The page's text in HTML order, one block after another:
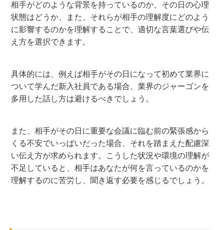
相手がどのような背景を持っているのか、その日の心理
状態はどうか、また、それらが相手の理解度にどのよう
に影響するのかを理解することで、適切な言葉選びや伝
え方を選択できます。
具体的には、例えば相手がその日になって初めて業界に
ついて学んだ新入社員である場合、業界のジャーゴンを
多用した話し方は避けるべきでしょう。
また、相手がその日に重要な会議に臨む前の緊張感から
くる不安でいっぱいだった場合、それを踏まえた配慮深
い伝え方が求められます。こうした状況や環境の理解が
不足していると、相手はあなたが何を言っているのかを
理解するのに苦労し、聞き返す必要を感じるでしょう。